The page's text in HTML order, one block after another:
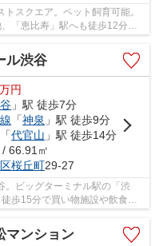
スクエア。ペット飼育可能。
「恵比寿」駅へも徒歩12分。
ル渋谷
万円
」駅 徒歩7分
「神泉 」駅 徒歩9分
「代官山 」駅 徒歩14分
66.91㎡
桜丘町29-27
。ビッグターミナル駅の「渋
歩15分で買い物施設や飲食店
て、総戸数2...
マンション